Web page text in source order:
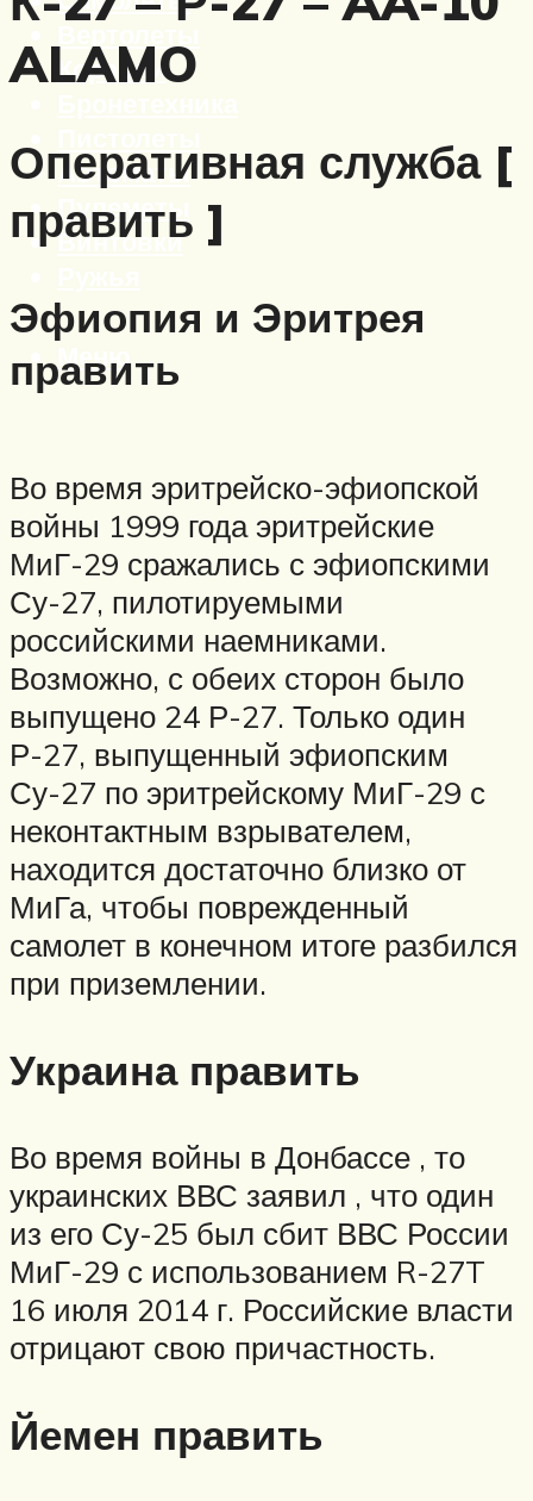
Корабли
Автоматы
Пулеметы
Винтовки
Меню
ALAMO
Оперативная служба [
править ]
Эфиопия и Эритрея
править
Во время эритрейско-эфиопской
войны 1999 года эритрейские
МиГ-29 сражались с эфиопскими
Су-27, пилотируемыми
российскими наемниками.
Возможно, с обеих сторон было
выпущено 24 Р-27. Только один
Р-27, выпущенный эфиопским
Су-27 по эритрейскому МиГ-29 с
неконтактным взрывателем,
находится достаточно близко от
МиГа, чтобы поврежденный
самолет в конечном итоге разбился
при приземлении.
Украина править
Во время войны в Донбассе , то
украинских ВВС заявил , что один
из его Су-25 был сбит ВВС России
МиГ-29 с использованием R-27T
16 июля 2014 г. Российские власти
отрицают свою причастность.
Йемен править